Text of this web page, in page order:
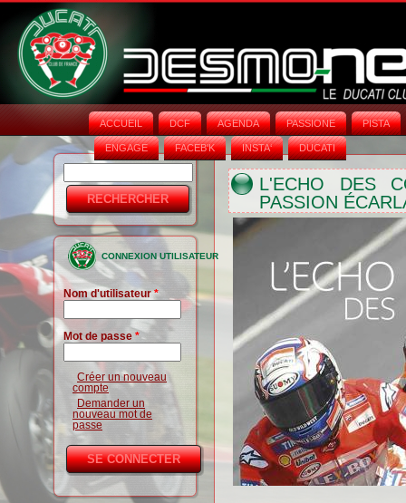
ACCUEIL DCF AGENDA PASSIONE PISTA
ENGAGE FACEB'K INSTA‘ DUCATI
Formulaire
de
recherche
CONNEXION UTILISATEUR
Nom d'utilisateur*
Mot de passe *
Créer un nouveau
compte
Demander un
nouveau mot de
passe
L'ECHO DES
PASSION